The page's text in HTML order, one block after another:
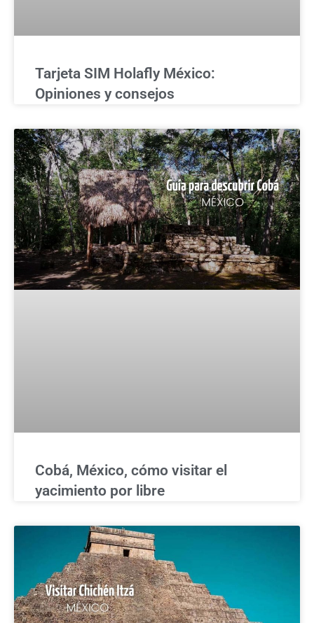
Tarjeta SIM Holafly México:
Opiniones y consejos
Cobá, México, cómo visitar el
yacimiento por libre